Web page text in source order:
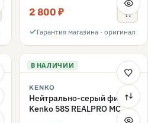
2 800 ₽
Гарантия магазина · оригинал
В НАЛИЧИИ
KENKO
Нейтрально-серый фильтр
Kenko 58S REALPRO MC